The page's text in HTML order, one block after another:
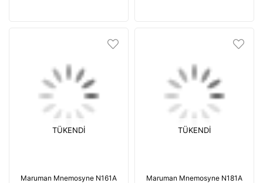
TÜKENDI
Maruman Mnemosyne N161A
TÜKENDI
Maruman Mnemosyne N181A